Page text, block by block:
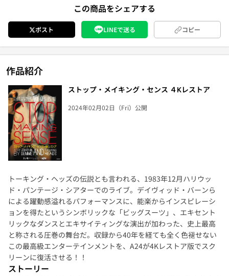
この商品をシェアする
ポスト LINEで送る コピー
作品紹介
ストップ・メイキング・センス ４Kレストア
2024年02月02日（Fri）公開
トーキング・ヘッズの伝説とも言われる、1983年12月ハリウッ
ド・パンテージ・シアターでのライブ。デイヴィッド・バーンら
による躍動感溢れるパフォーマンスに、能楽からインスピレーシ
ョンを得たというシンボリックな「ビッグスーツ」、エキセント
リックなダンスとエキサイティングな演出が加わった、史上最高
と称される圧巻の舞台だ。収録から40年を経ても全く色褪せない
この最高級エンターテインメントを、A24が4Kレストア版でスク
リーンに復活させる！！
ストーリー